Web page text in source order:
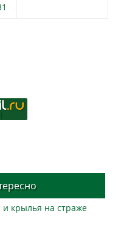
крылья на страже